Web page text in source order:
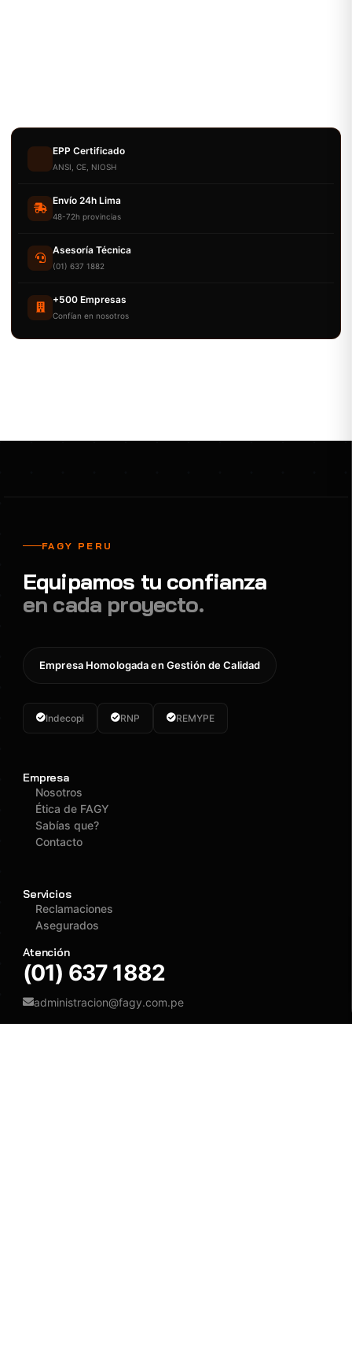
EPP Certificado
ANSI, CE, NIOSH
Envío 24h Lima
48-72h provincias
Asesoría Técnica
(01) 637 1882
+500 Empresas
Confían en nosotros
FAGY PERU
Equipamos tu confianza
en cada proyecto.
Empresa Homologada en Gestión de Calidad
Indecopi RNP REMYPE
Empresa
Nosotros
Ética de FAGY
Sabías que?
Contacto
Servicios
Reclamaciones
Asegurados
Atención
(01) 637 1882
administracion@fagy.com.pe